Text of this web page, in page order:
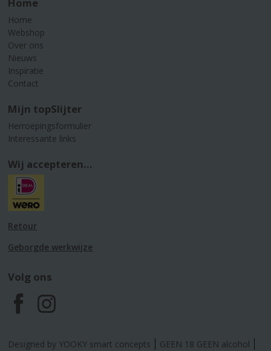
Home
Webshop
Over ons
Nieuws
Inspiratie
Contact
Mijn topSlijter
Herroepingsformulier
Interessante links
Wij accepteren...
Retour
Geborgde werkwijze
Volg ons
F
a
I
n
Designed by YOOKY smart concepts GEEN 18 GEEN alcohol